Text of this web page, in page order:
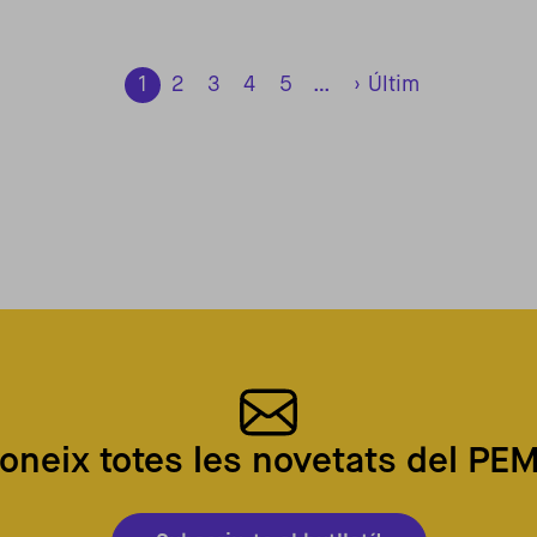
1 2 3 4 5 … › Últim
totes les novetats del